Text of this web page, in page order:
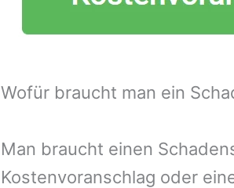
Wofür braucht man ein
Man braucht einen
Kostenvoranschlag oder